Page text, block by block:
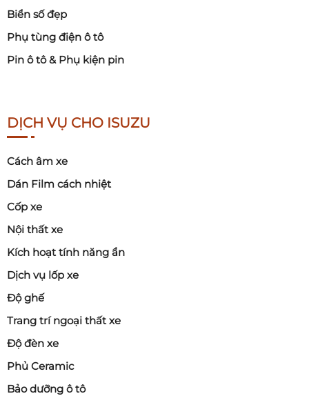
Biển số đẹp
Phụ tùng điện ô tô
Pin ô tô & Phụ kiện pin
DỊCH VỤ CHO ISUZU
Cách âm xe
Dán Film cách nhiệt
Cốp xe
Nội thất xe
Kích hoạt tính năng ẩn
Dịch vụ lốp xe
Độ ghế
Trang trí ngoại thất xe
Độ đèn xe
Phủ Ceramic
Bảo dưỡng ô tô